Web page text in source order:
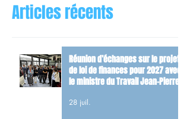
Articles récents
Réunion d’échanges sur le projet
de loi de finances pour 2027 avec
le ministre du Travail Jean-Pierre
28 juil.